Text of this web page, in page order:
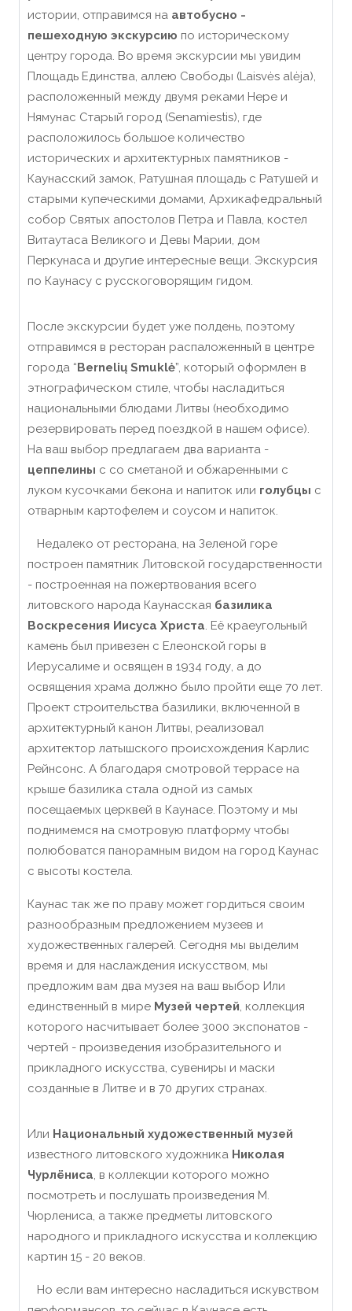
истории, отправимся на автобусно -
пешеходную экскурсию по историческому
центру города. Во время экскурсии мы увидим
Площадь Единства, аллею Свободы (Laisvės alėja),
расположенный между двумя реками Нере и
Нямунас Старый город (Senamiestis), где
расположилось большое количество
исторических и архитектурных памятников -
Каунасский замок, Ратушная площадь с Ратушей и
старыми купеческими домами, Архикафедральный
собор Святых апостолов Петра и Павла, костел
Витаутаса Великого и Девы Марии, дом
Перкунаса и другие интересные вещи. Экскурсия
по Каунасу с русскоговорящим гидом.
После экскурсии будет уже полдень, поэтому
отправимся в ресторан распаложенный в центре
города “Bernelių Smuklė”, который оформлен в
этнографическом стиле, чтобы насладиться
национальными блюдами Литвы (необходимо
резервировать перед поездкой в нашем офисе).
На ваш выбор предлагаем два варианта -
цеппелины с со сметаной и обжаренными с
луком кусочками бекона и напиток или голубцы с
отварным картофелем и соусом и напиток.
Недалеко от ресторана, на Зеленой горе
построен памятник Литовской государственности
- построенная на пожертвования всего
литовского народа Каунасская базилика
Воскресения Иисуса Христа. Её краеугольный
камень был привезен с Елеонской горы в
Иерусалиме и освящен в 1934 году, а до
освящения храма должно было пройти еще 70 лет.
Проект строительства базилики, включенной в
архитектурный канон Литвы, реализовал
архитектор латышского происхождения Карлис
Рейнсонс. А благодаря смотровой террасе на
крыше базилика стала одной из самых
посещаемых церквей в Каунасе. Поэтому и мы
поднимемся на смотровую платформу чтобы
полюбоватся панорамным видом на город Каунас
с высоты костела.
Каунас так же по праву может гордиться своим
разнообразным предложением музеев и
художественных галерей. Сегодня мы выделим
время и для наслаждения искусством, мы
предложим вам два музея на ваш выбор Или
единственный в мире Музей чертей, коллекция
которого насчитывает более 3000 экспонатов -
чертей - произведения изобразительного и
прикладного искусства, сувениры и маски
созданные в Литве и в 70 других странах.
Или Национальный художественный музей
известного литовского художника Николая
Чурлёниса, в коллекции которого можно
посмотреть и послушать произведения М.
Чюрлениса, а также предметы литовского
народного и прикладного искусства и коллекцию
картин 15 - 20 веков.
Но если вам интересно насладиться искувством